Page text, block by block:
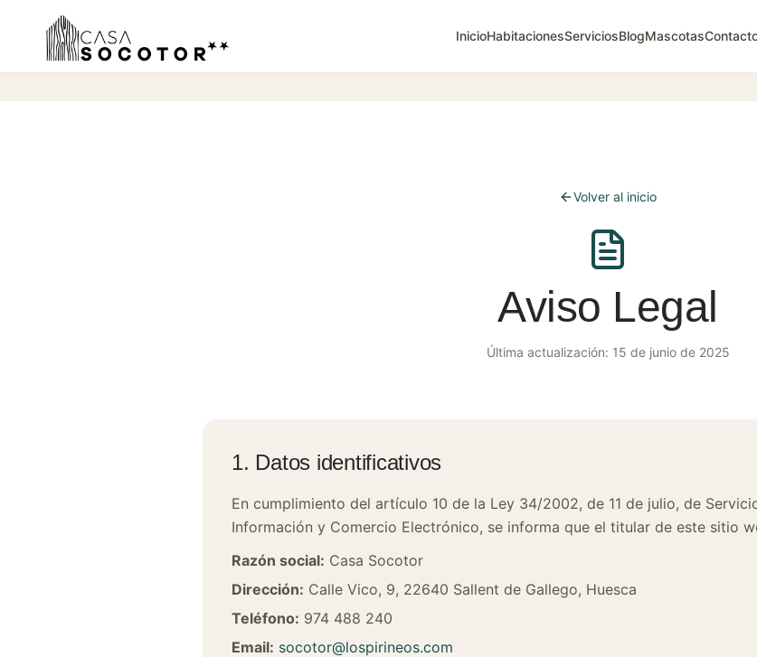
InicioHabitacionesServiciosBlogMascotas
Volver al inicio
Aviso Legal
Última actualización: 15 de junio de 2025
1. Datos identificativos
En cumplimiento del artículo 10 de la Ley 34/2002, de 11 de julio, de
Información y Comercio Electrónico, se informa que el titular de este sitio
Razón social: Casa Socotor
Dirección: Calle Vico, 9, 22640 Sallent de Gallego, Huesca
Teléfono: 974 488 240
Email: socotor@lospirineos.com